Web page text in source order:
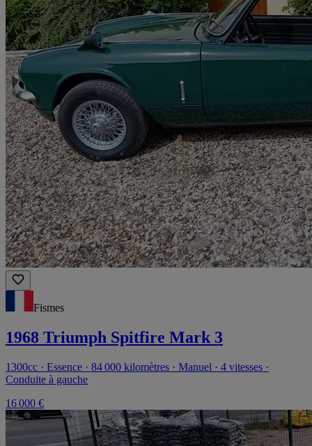
Fismes
1968 Triumph Spitfire Mark 3
1300cc · Essence · 84 000 kilomètres · Manuel · 4 vitesses ·
Conduite à gauche
16 000 €